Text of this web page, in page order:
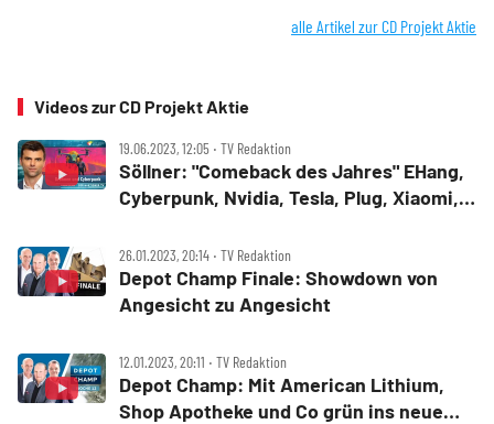
alle Artikel zur CD Projekt Aktie
Videos zur CD Projekt Aktie
19.06.2023, 12:05 ‧ TV Redaktion
Söllner: "Comeback des Jahres" EHang,
Cyberpunk, Nvidia, Tesla, Plug, Xiaomi,
26.01.2023, 20:14 ‧ TV Redaktion
Depot Champ Finale: Showdown von
Angesicht zu Angesicht
12.01.2023, 20:11 ‧ TV Redaktion
Depot Champ: Mit American Lithium,
Shop Apotheke und Co grün ins neue